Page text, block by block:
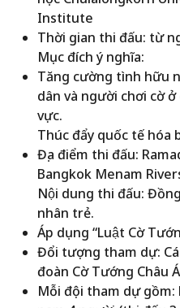
Institute
Thời gian thi đấu: từ
Mục đích ý nghĩa:
Tăng cường tình hữu
dân và người chơi cờ
vực.
Thúc đẩy quốc tế hóa
Địa điểm thi đấu:
Bangkok Menam
Nội dung thi đấu:
nhân trẻ.
Áp dụng “Luật Cờ
Đổi tượng tham dự:
đoàn Cờ Tướng Châu
Mỗi đội tham dự gồm: